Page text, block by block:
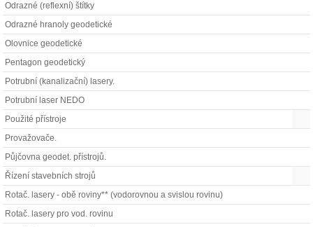
Odrazné (reflexní) štítky
Odrazné hranoly geodetické
Olovnice geodetické
Pentagon geodetický
Potrubní (kanalizační) lasery.
Potrubní laser NEDO
Použité přístroje
Provažovače.
Půjčovna geodet. přístrojů.
Řízení stavebních strojů
Rotač. lasery - obě roviny** (vodorovnou a svislou rovinu)
Rotač. lasery pro vod. rovinu